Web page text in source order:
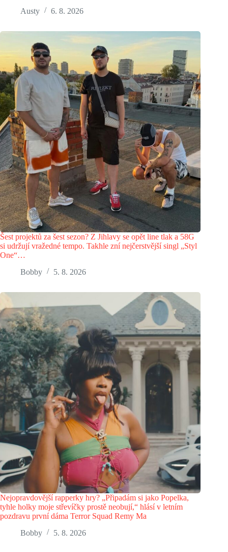
Austy 6. 8. 2026
Šest projektů za šest sezon? Z Jihlavy se opět line tlak a 58G
si udržují vražedné tempo. Takhle zní nejčerstvější singl „Styl
One“…
Bobby
5. 8. 2026
Nejopravdovější rapperky hry? „Připadám si jako Popelka,
tyhle holky moje střevíčky prostě neobují,“ hlásí v letním
pozdravu první dáma Terror Squad Remy Ma
Bobby
5. 8. 2026